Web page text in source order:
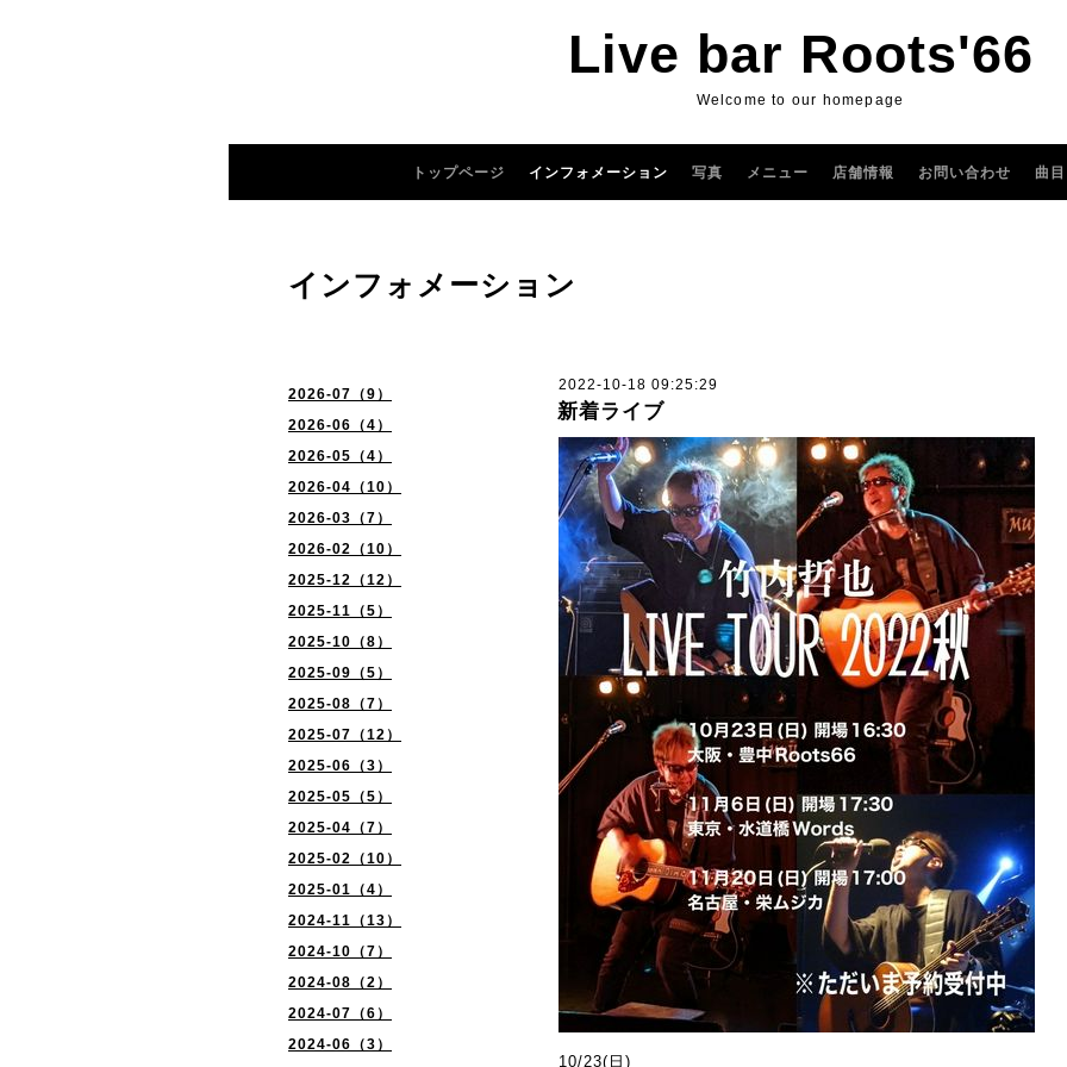
Live bar Roots'66
Welcome to our homepage
トップページ インフォメーション 写真 メニュー 店舗情報 お問い合わせ 曲
2026-07（9）
2026-06（4）
2026-05（4）
2026-04（10）
2026-03（7）
2026-02（10）
2025-12（12）
2025-11（5）
2025-10（8）
2025-09（5）
2025-08（7）
2025-07（12）
2025-06（3）
2025-05（5）
2025-04（7）
2025-02（10）
2025-01（4）
2024-11（13）
2024-10（7）
2024-08（2）
2024-07（6）
2024-06（3）
インフォメーション
2022-10-18 09:25:29
新着ライブ
10/23(日)